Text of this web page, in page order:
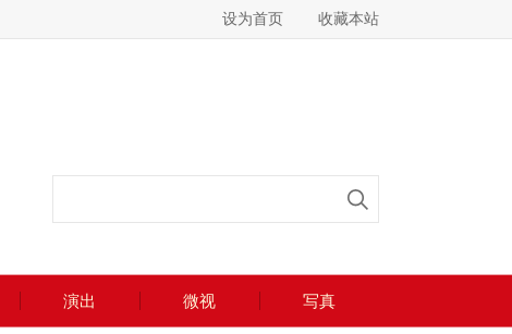
设为首页 收藏本站
演出 微视 写真